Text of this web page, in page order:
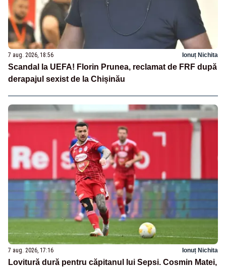
7 aug. 2026, 18:56 Ionuț Nichita
Scandal la UEFA! Florin Prunea, reclamat de FRF după
derapajul sexist de la Chișinău
7 aug. 2026, 17:16 Ionuț Nichita
Lovitură dură pentru căpitanul lui Sepsi. Cosmin Matei,